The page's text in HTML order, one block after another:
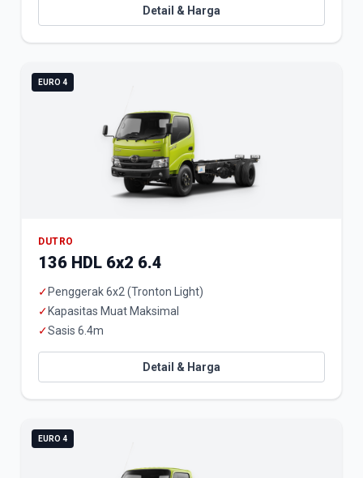
Detail & Harga
EURO 4
DUTRO
136 HDL 6x2 6.4
✓ Penggerak 6x2 (Tronton Light)
✓ Kapasitas Muat Maksimal
✓Sasis 6.4m
Detail & Harga
EURO 4